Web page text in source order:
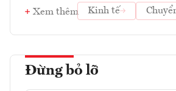
Xem thêm Kinh tế
Đừng bỏ lỡ